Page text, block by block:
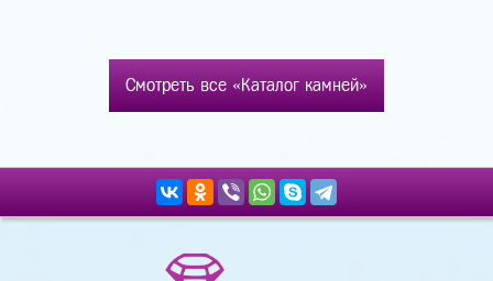
Смотреть все «Каталог камней»